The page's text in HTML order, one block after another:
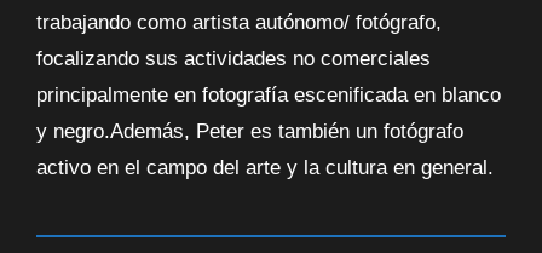
trabajando como artista autónomo/ fotógrafo,
focalizando sus actividades no comerciales
principalmente en fotografía escenificada en blanco
y negro.Además, Peter es también un fotógrafo
activo en el campo del arte y la cultura en general.